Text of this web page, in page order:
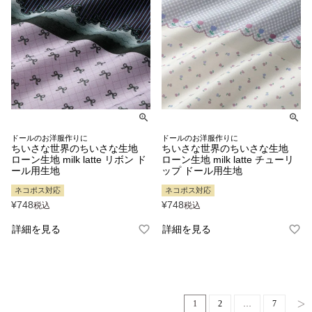
ドールのお洋服作りに
ちいさな世界のちいさな生地
ローン生地 milk latte リボン ド
ール用生地
ネコポス対応
¥748税込
詳細を見る
ドールのお洋服作りに
ちいさな世界のちいさな生地
ローン生地 milk latte チューリ
ップ ドール用生地
ネコポス対応
¥748税込
詳細を見る
1 2 … 7